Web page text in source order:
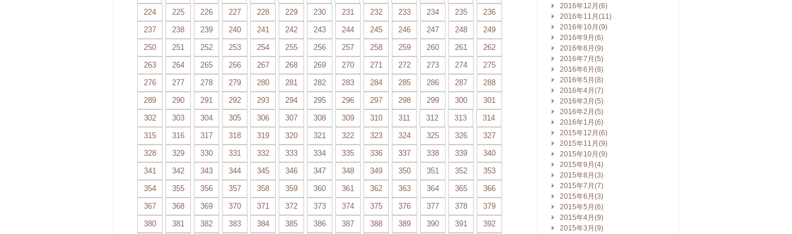
224
225 226 227 228 229 230 231 232 233 234 235
236
237
238 239 240 241 242 243 244 245 246 247 248
249
250
251 252 253 254 255 256 257 258 259 260 261
262
263
264 265 266 267 268 269 270 271 272 273 274
275
276
277 278 279 280 281 282 283 284 285 286 287
288
289
290 291 292 293 294 295 296 297 298 299 300
301
302
303 304 305 306 307 308 309 310 311 312 313
314
315
316 317 318 319 320 321 322 323 324 325 326
327
328
329 330 331 332 333 334 335 336 337 338 339
340
341
342 343 344 345 346 347 348 349 350 351 352
353
354
355 356 357 358 359 360 361 362 363 364 365
366
367
368 369 370 371 372 373 374 375 376 377 378
379
380
381 382 383 384 385 386 387 388 389 390 391
392
2016年12月(6)
2016年11月(11)
2016年10月(9)
2016年9月(6)
2016年8月(9)
2016年7月(5)
2016年6月(8)
2016年5月(8)
2016年4月(7)
2016年3月(5)
2016年2月(5)
2016年1月(6)
2015年12月(6)
2015年11月(9)
2015年10月(9)
2015年9月(4)
2015年8月(3)
2015年7月(7)
2015年6月(3)
2015年5月(6)
2015年4月(9)
2015年3月(9)